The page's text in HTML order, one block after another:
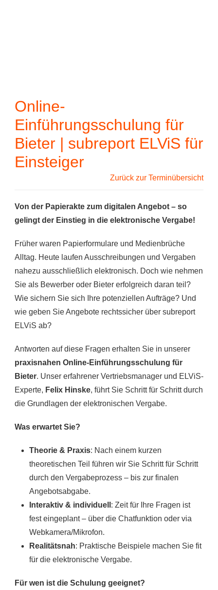
Online-
Einführungsschulung für
Bieter | subreport ELViS für
Einsteiger
Zurück zur Terminübersicht
Von der Papierakte zum digitalen Angebot – so
gelingt der Einstieg in die elektronische Vergabe!
Früher waren Papierformulare und Medienbrüche
Alltag. Heute laufen Ausschreibungen und Vergaben
nahezu ausschließlich elektronisch. Doch wie nehmen
Sie als Bewerber oder Bieter erfolgreich daran teil?
Wie sichern Sie sich Ihre potenziellen Aufträge? Und
wie geben Sie Angebote rechtssicher über subreport
ELViS ab?
Antworten auf diese Fragen erhalten Sie in unserer
praxisnahen Online-Einführungsschulung für
Bieter. Unser erfahrener Vertriebsmanager und ELViS-
Experte, Felix Hinske, führt Sie Schritt für Schritt durch
die Grundlagen der elektronischen Vergabe.
Was erwartet Sie?
Theorie & Praxis: Nach einem kurzen
theoretischen Teil führen wir Sie Schritt für Schritt
durch den Vergabeprozess – bis zur finalen
Angebotsabgabe.
Interaktiv & individuell : Zeit für Ihre Fragen ist
fest eingeplant – über die Chatfunktion oder via
Webkamera/Mikrofon.
Realitätsnah: Praktische Beispiele machen Sie fit
für die elektronische Vergabe.
Für wen ist die Schulung geeignet?